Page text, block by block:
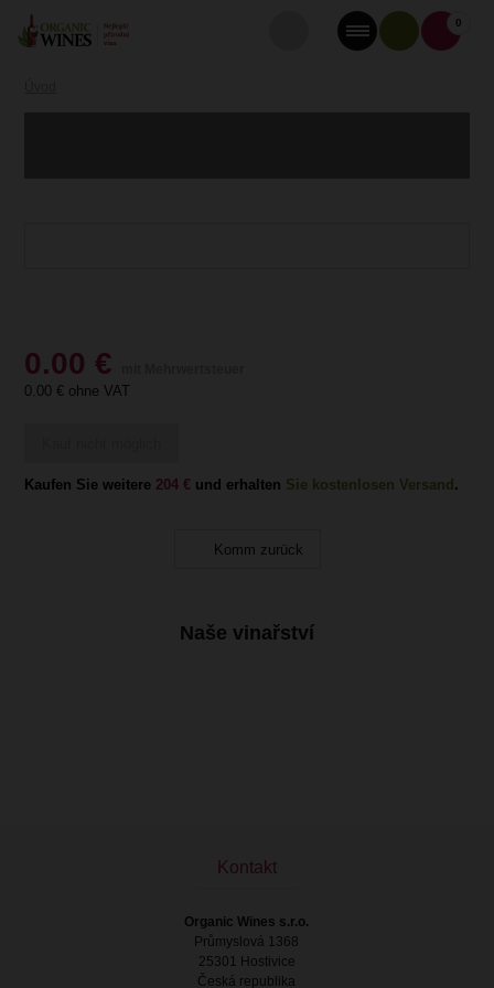
0
0.00 €
0.00 € ohne VAT
Kaufen Sie weitere 204 € und erhalten Sie kostenlosen Versand .
Komm zurück
Naše vinařství
Kontakt
Organic Wines s.r.o.
Průmyslová 1368
25301 Hostivice
Česká republika